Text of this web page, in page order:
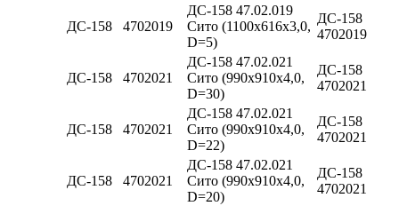
ДС-158 4702019
ДС-158 47.02.019
Сито (1100х616х3,0,
D=5)
ДС-158
4702019
ДС-158 4702021
ДС-158 47.02.021
Сито (990х910х4,0,
D=30)
ДС-158
4702021
ДС-158 4702021
ДС-158 47.02.021
Сито (990х910х4,0,
D=22)
ДС-158
4702021
ДС-158 4702021
ДС-158 47.02.021
Сито (990х910х4,0,
D=20)
ДС-158
4702021